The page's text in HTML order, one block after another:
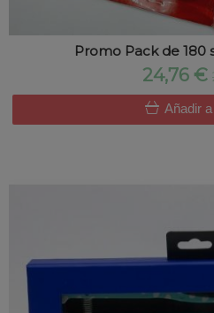
Promo Pack de 180
24,76 €
Añadir